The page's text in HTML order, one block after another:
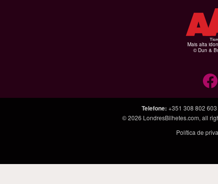
Mais alta
© Dun &
Telefone: +351 308 802 603
© 2026 LondresBilhetes.com, all
Política de